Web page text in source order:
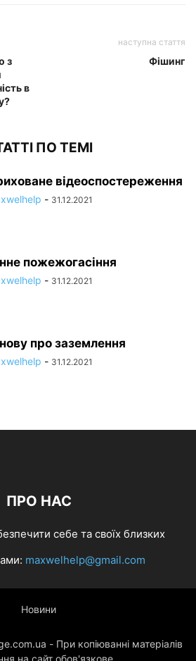
з
в
наступна стаття
Фішинг
ПО ТЕМІ
відеоспостереження
- 31.12.2021
пожежогасіння
- 31.12.2021
про заземлення
- 31.12.2021
ПРО НАС
себе та своїх близких
maxwelhelp@gmail.com
Новини
- При копіюванні матеріалів